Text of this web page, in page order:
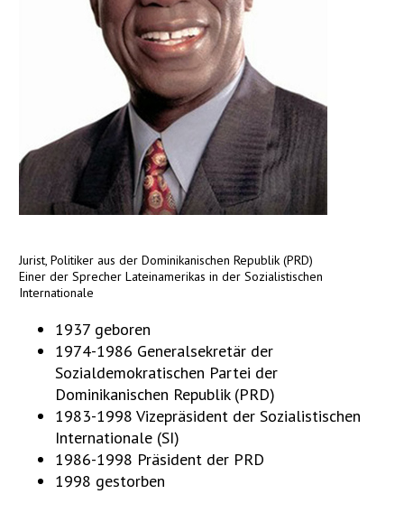
Jurist, Politiker aus der Dominikanischen Republik (PRD)
Einer der Sprecher Lateinamerikas in der Sozialistischen
Internationale
1937 geboren
1974-1986 Generalsekretär der
Sozialdemokratischen Partei der
Dominikanischen Republik (PRD)
1983-1998 Vizepräsident der Sozialistischen
Internationale (SI)
1986-1998 Präsident der PRD
1998 gestorben